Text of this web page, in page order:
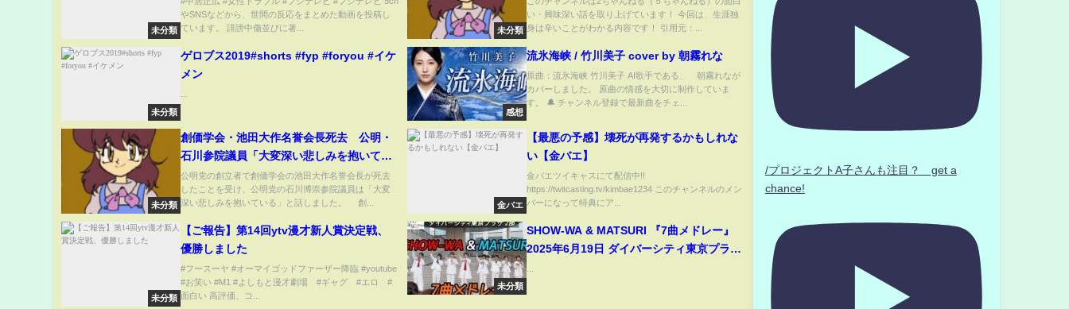
未分類
やSNSなどから、世間の反応をまとめた動画を投稿し
ています。 誹謗中傷並びに著...
未分類
い・興味深い話を取り上げています！ 今回は、生涯独
身は辛いことがわかる内容です！ 引用元：...
未分類
ゲロブス2019#shorts #fyp #foryou #イケ
メン
感想
流氷海峡 / 竹川美子 cover by 朝霧れな
原曲：流氷海峡 竹川美子 AI歌手である、 朝霧れなが
カバーしました。 原曲の情感を大切に制作していま
す。 🔔 チャンネル登録で最新曲をチェ...
未分類
創価学会・池田大作名誉会長死去 公明・
石川参院議員「大変深い悲しみを抱いてい
る」（2023年11月20日）
公明党の創立者で創価学会の池田大作名誉会長が死去
したことを受け、公明党の石川博崇参院議員は「大変
深い悲しみを抱いている」と話しました。 創...
金バエ
【最悪の予感】壊死が再発するかもしれな
い【金バエ】
金バエツイキャスにて配信中!!
https://twitcasting.tv/kimbae1234 このチャンネルのメン
バーになって特典にア...
未分類
【ご報告】第14回ytv漫才新人賞決定戦、
優勝しました
#フースーヤ #オーマイゴッドファーザー降臨 #youtube
#お笑い #M1 #よしもと漫才劇場 #ギャグ #エロ #
面白い 高評価、コ...
未分類
SHOW-WA & MATSURI 『7曲メドレー』
2025年6月19日 ダイバーシティ東京プラザ
/プロジェクトA子さんも注目？ get a
chance!